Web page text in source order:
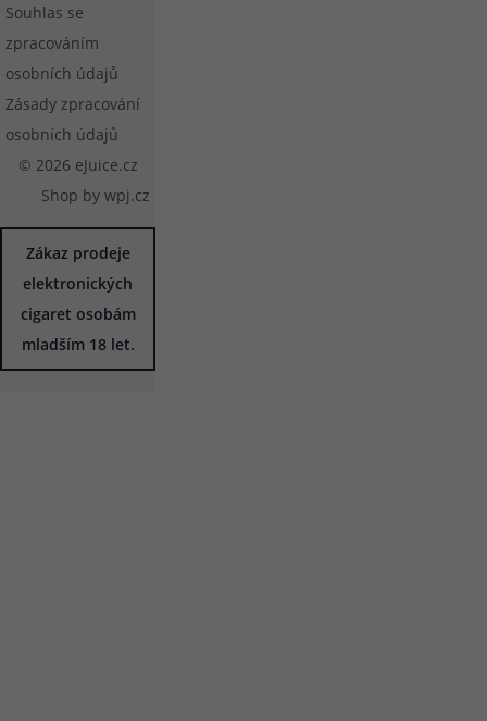
© 2026 eJuice.cz
Souhlas se
zpracováním
osobních údajů
Zásady zpracování
osobních údajů
Shop by wpj.cz
Zákaz prodeje
elektronických
cigaret osobám
mladším 18 let.